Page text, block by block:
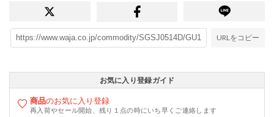
URLをコピー
お気に入り登録ガイド
商品のお気に入り登録
再入荷やセール開始、残り１点の時にいち早くご連絡します